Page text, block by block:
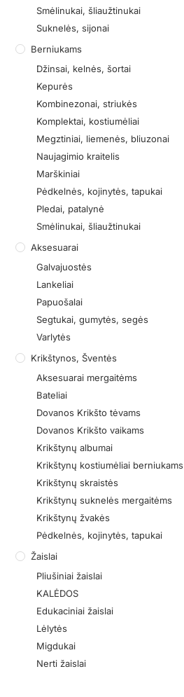
Smėlinukai, šliaužtinukai
Suknelės, sijonai
Berniukams
Džinsai, kelnės, šortai
Kepurės
Kombinezonai, striukės
Komplektai, kostiumėliai
Megztiniai, liemenės, bliuzonai
Naujagimio kraitelis
Marškiniai
Pėdkelnės, kojinytės, tapukai
Pledai, patalynė
Smėlinukai, šliaužtinukai
Aksesuarai
Galvajuostės
Lankeliai
Papuošalai
Segtukai, gumytės, segės
Varlytės
Krikštynos, Šventės
Aksesuarai mergaitėms
Bateliai
Dovanos Krikšto tėvams
Dovanos Krikšto vaikams
Krikštynų albumai
Krikštynų kostiumėliai berniukams
Krikštynų skraistės
Krikštynų suknelės mergaitėms
Krikštynų žvakės
Pėdkelnės, kojinytės, tapukai
Žaislai
Pliušiniai žaislai
KALĖDOS
Edukaciniai žaislai
Lėlytės
Migdukai
Nerti žaislai